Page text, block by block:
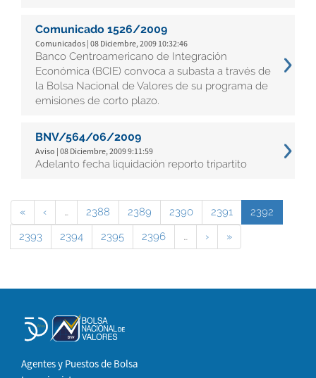
Comunicado 1526/2009
Comunicados | 08 Diciembre, 2009 10:32:46
Banco Centroamericano de Integración
Económica (BCIE) convoca a subasta a través de
la Bolsa Nacional de Valores de su programa de
emisiones de corto plazo.
BNV/564/06/2009
Aviso | 08 Diciembre, 2009 9:11:59
Adelanto fecha liquidación reporto tripartito
« ‹ … 2388 2389 2390 2391
2392
2393
2394 2395 2396 … › »
Agentes y Puestos de Bolsa